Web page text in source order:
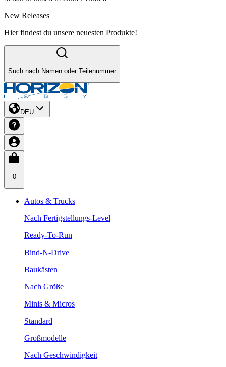
New Releases
Hier findest du unsere neuesten Produkte!
Such nach Namen oder Teilenummer
DEU
0
Autos & Trucks
Nach Fertigstellungs-Level
Ready-To-Run
Bind-N-Drive
Baukästen
Nach Größe
Minis & Micros
Standard
Großmodelle
Nach Geschwindigkeit